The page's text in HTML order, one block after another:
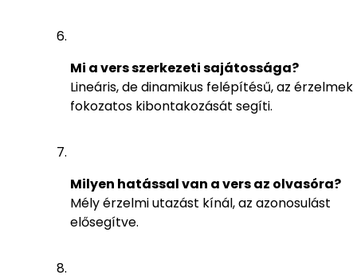
Mi a vers szerkezeti sajátossága?
Lineáris, de dinamikus felépítésű, az érzelmek
fokozatos kibontakozását segíti.
Milyen hatással van a vers az olvasóra?
Mély érzelmi utazást kínál, az azonosulást
elősegítve.